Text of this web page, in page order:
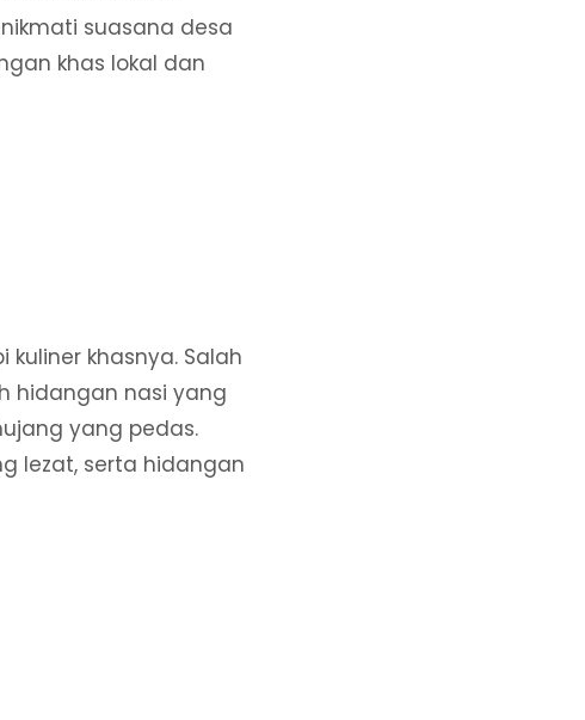
suasana desa
khas lokal dan
khasnya. Salah
hidangan nasi yang
yang pedas.
lezat, serta hidangan